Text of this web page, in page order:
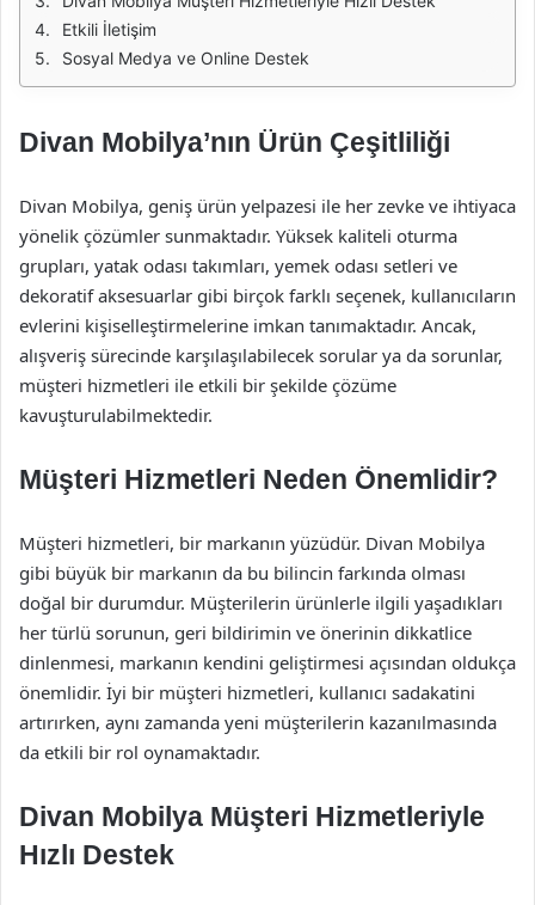
Etkili İletişim
Sosyal Medya ve Online Destek
Divan Mobilya’nın Ürün Çeşitliliği
Divan Mobilya, geniş ürün yelpazesi ile her zevke ve ihtiyaca
yönelik çözümler sunmaktadır. Yüksek kaliteli oturma
grupları, yatak odası takımları, yemek odası setleri ve
dekoratif aksesuarlar gibi birçok farklı seçenek, kullanıcıların
evlerini kişiselleştirmelerine imkan tanımaktadır. Ancak,
alışveriş sürecinde karşılaşılabilecek sorular ya da sorunlar,
müşteri hizmetleri ile etkili bir şekilde çözüme
kavuşturulabilmektedir.
Müşteri Hizmetleri Neden Önemlidir?
Müşteri hizmetleri, bir markanın yüzüdür. Divan Mobilya
gibi büyük bir markanın da bu bilincin farkında olması
doğal bir durumdur. Müşterilerin ürünlerle ilgili yaşadıkları
her türlü sorunun, geri bildirimin ve önerinin dikkatlice
dinlenmesi, markanın kendini geliştirmesi açısından oldukça
önemlidir. İyi bir müşteri hizmetleri, kullanıcı sadakatini
artırırken, aynı zamanda yeni müşterilerin kazanılmasında
da etkili bir rol oynamaktadır.
Divan Mobilya Müşteri Hizmetleriyle
Hızlı Destek